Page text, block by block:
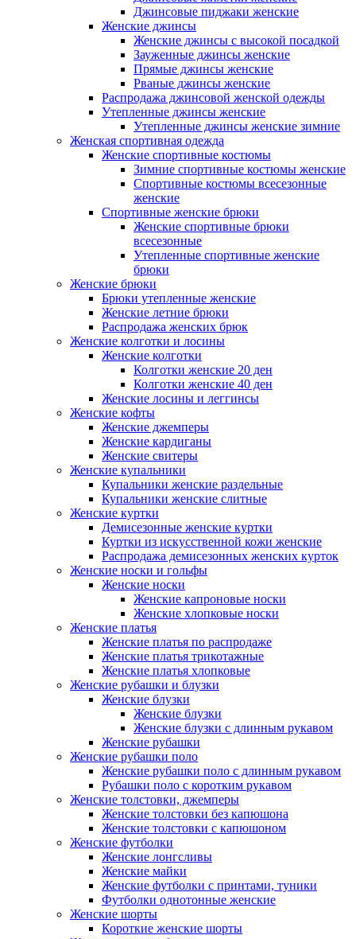
Джинсовые пиджаки женские
Женские джинсы
Женские джинсы с высокой посадкой
Зауженные джинсы женские
Прямые джинсы женские
Рваные джинсы женские
Распродажа джинсовой женской одежды
Утепленные джинсы женские
Утепленные джинсы женские зимние
Женская спортивная одежда
Женские спортивные костюмы
Зимние спортивные костюмы женские
Спортивные костюмы всесезонные
женские
Спортивные женские брюки
Женские спортивные брюки
всесезонные
Утепленные спортивные женские
брюки
Женские брюки
Брюки утепленные женские
Женские летние брюки
Распродажа женских брюк
Женские колготки и лосины
Женские колготки
Колготки женские 20 ден
Колготки женские 40 ден
Женские лосины и леггинсы
Женские кофты
Женские джемперы
Женские кардиганы
Женские свитеры
Женские купальники
Купальники женские раздельные
Купальники женские слитные
Женские куртки
Демисезонные женские куртки
Куртки из искусственной кожи женские
Распродажа демисезонных женских курток
Женские носки и гольфы
Женские носки
Женские капроновые носки
Женские хлопковые носки
Женские платья
Женские платья по распродаже
Женские платья трикотажные
Женские платья хлопковые
Женские рубашки и блузки
Женские блузки
Женские блузки
Женские блузки с длинным рукавом
Женские рубашки
Женские рубашки поло
Женские рубашки поло с длинным рукавом
Рубашки поло с коротким рукавом
Женские толстовки, джемперы
Женские толстовки без капюшона
Женские толстовки с капюшоном
Женские футболки
Женские лонгсливы
Женские майки
Женские футболки с принтами, туники
Футболки однотонные женские
Женские шорты
Короткие женские шорты